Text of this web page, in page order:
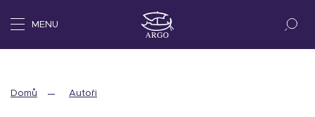
MENU
Domů Autoři